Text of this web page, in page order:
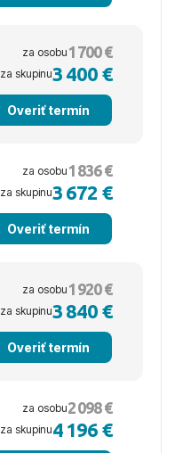
za osobu 1 700 €
za skupinu3 400 €
Overiť termín
za osobu 1 836 €
za skupinu3 672 €
Overiť termín
za osobu 1 920 €
za skupinu3 840 €
Overiť termín
za osobu2 098 €
za skupinu4 196 €